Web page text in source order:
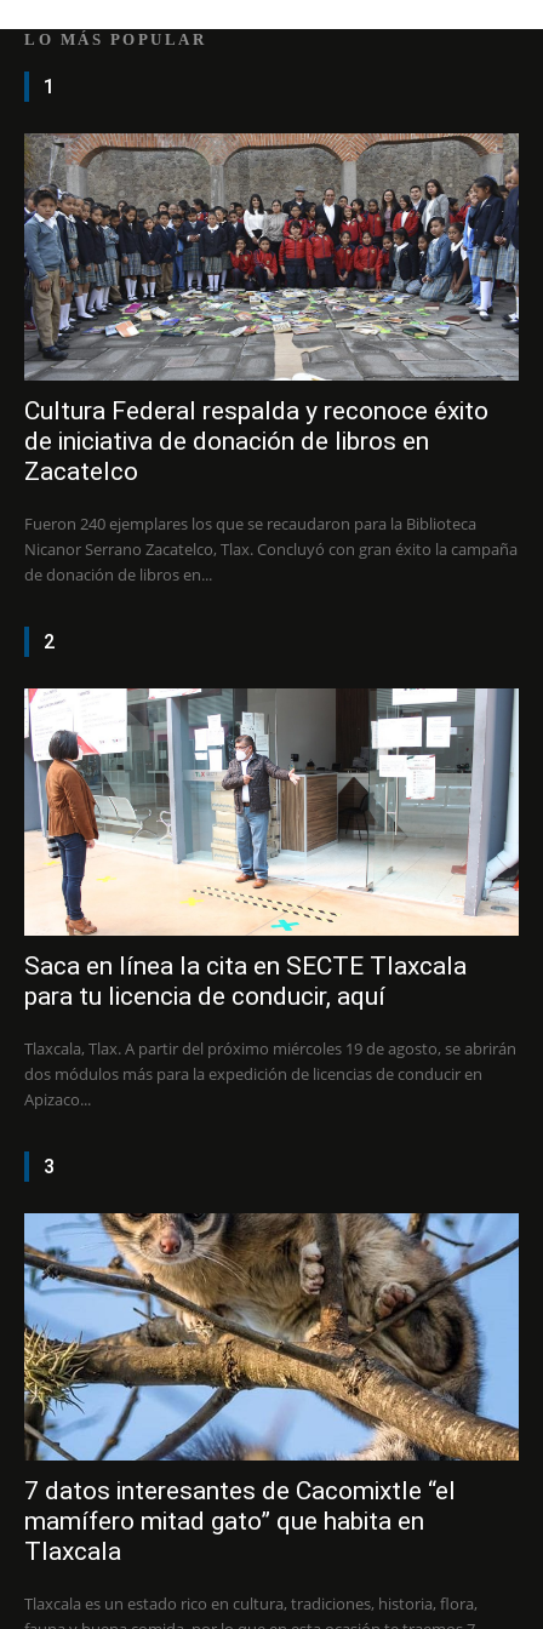
LO MÁS POPULAR
1
Cultura Federal respalda y reconoce éxito
de iniciativa de donación de libros en
Zacatelco
Fueron 240 ejemplares los que se recaudaron para la Biblioteca
Nicanor Serrano Zacatelco, Tlax. Concluyó con gran éxito la campaña
de donación de libros en...
2
Saca en línea la cita en SECTE Tlaxcala
para tu licencia de conducir, aquí
Tlaxcala, Tlax. A partir del próximo miércoles 19 de agosto, se abrirán
dos módulos más para la expedición de licencias de conducir en
Apizaco...
3
7 datos interesantes de Cacomixtle “el
mamífero mitad gato” que habita en
Tlaxcala
Tlaxcala es un estado rico en cultura, tradiciones, historia, flora,